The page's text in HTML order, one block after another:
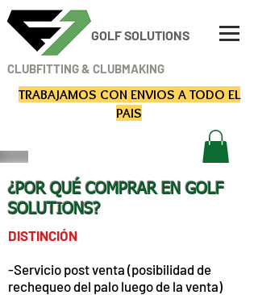
GOLF SOLUTIONS
CLUBFITTING & CLUBMAKING
TRABAJAMOS CON ENVIOS A TODO EL
PAIS
RESERVÁ TU TURNO
¿POR QUÉ COMPRAR EN GOLF
SOLUTIONS?
DISTINCIÓN
-Servicio post venta (posibilidad de
rechequeo del palo luego de la venta)